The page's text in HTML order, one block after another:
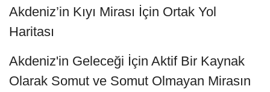
Akdeniz’in Kıyı Mirası İçin Ortak Yol
Haritası
Akdeniz'in Geleceği İçin Aktif Bir Kaynak
Olarak Somut ve Somut Olmayan Mirasın